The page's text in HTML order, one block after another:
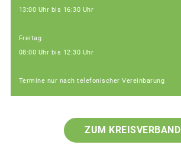
13:00 Uhr bis 16:30 Uhr
Freitag
08:00 Uhr bis 12:30 Uhr
Termine nur nach telefonischer Vereinbarung
ZUM KREISVERBAND